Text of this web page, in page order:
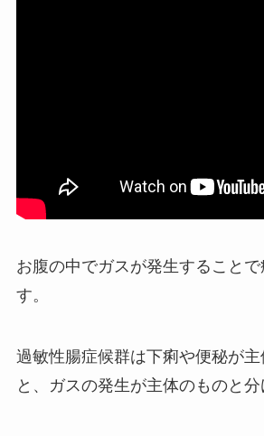
お腹の中でガスが発生することで
す。
過敏性腸症候群は下痢や便秘が
と、ガスの発生が主体のものと分